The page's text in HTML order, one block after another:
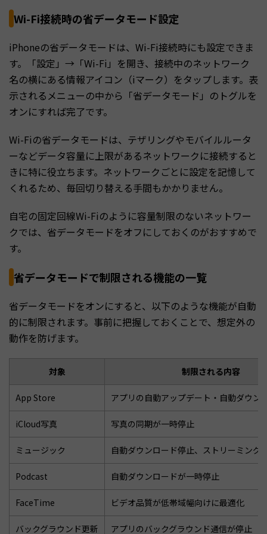
Wi-Fi接続時の省データモード設定
iPhoneの省データモードは、Wi-Fi接続時にも設定できま
す。「設定」→「Wi-Fi」を開き、接続中のネットワーク
名の横にある情報アイコン（iマーク）をタップします。表
示されるメニューの中から「省データモード」のトグルを
オンにすれば完了です。
Wi-Fiの省データモードは、テザリングやモバイルルータ
ーなどデータ容量に上限があるネットワークに接続すると
きに特に役立ちます。ネットワークごとに設定を記憶して
くれるため、毎回切り替える手間もかかりません。
自宅の固定回線Wi-Fiのように容量制限のないネットワー
クでは、省データモードをオフにしておくのがおすすめで
す。
省データモードで制限される機能の一覧
省データモードをオンにすると、以下のような機能が自動
的に制限されます。事前に把握しておくことで、想定外の
動作を防げます。
対象 制限される内容
App Store アプリの自動アップデート・自動ダウン
iCloud写真 写真の同期が一時停止
ミュージック 自動ダウンロード停止、ストリーミング
Podcast 自動ダウンロードが一時停止
FaceTime ビデオ品質が低帯域幅向けに最適化
バックグラウンド更新 アプリのバックグラウンド通信が停止